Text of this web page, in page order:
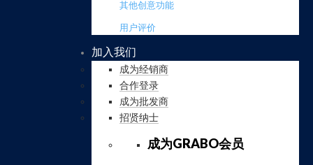
其他创意功能
用户评价
加入我们
成为经销商
合作登录
成为批发商
招贤纳士
成为GRABO会员